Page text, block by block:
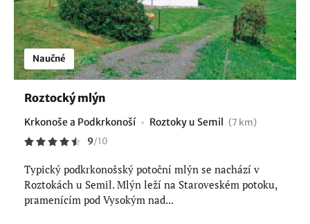
Naučné
Roztocký mlýn
Krkonoše a Podkrkonoší Roztoky u Semil (7 km)
9/10
Typický podkrkonošský potoční mlýn se nachází v
Roztokách u Semil. Mlýn leží na Staroveském potoku,
pramenícím pod Vysokým nad...